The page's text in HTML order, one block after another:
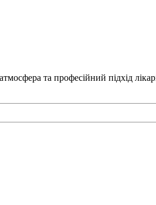
та професійний підхід